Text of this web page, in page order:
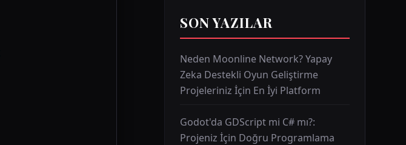
SON YAZILAR
Neden Moonline Network? Yapay
Zeka Destekli Oyun Geliştirme
Projeleriniz İçin En İyi Platform
Godot'da GDScript mi C# mı?:
Projeniz İçin Doğru Programlama